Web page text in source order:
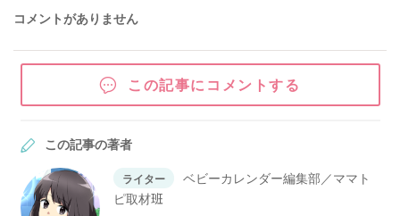
コメントがありません
この記事にコメントする
この記事の著者
ライター
ベビーカレンダー編集部／ママト
ピ取材班